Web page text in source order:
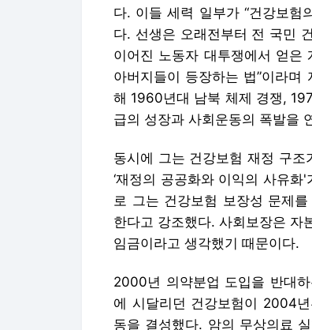
다. 이들 세력 일부가 “건강보험
다. 선생은 오래전부터 전 국민
이어진 노동자 대투쟁에서 얻은
아버지들이 등장하는 법”이라
해 1960년대 남북 체제 경쟁,
급의 성장과 사회운동의 폭발을
동시에 그는 건강보험 재정 구
‘재정의 공공화와 이익의 사유
로 그는 건강보험 보장성 문제
한다고 강조했다. 사회보장은 자
임금이라고 생각했기 때문이다.
2000년 의약분업 도입을 반대
에 시달리던 건강보험이 2004년
동을 결성했다. 암의 무상의료